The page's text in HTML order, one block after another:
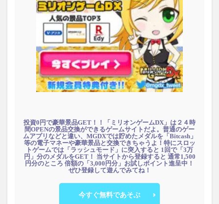
投資0円で豪華景品GET！！「ミリオンゲームDX」は２４時
間OPENの景品交換ができるゲームサイトだよ。普通のゲー
ムアプリなどと違い、MGDXでは貯めたメダルを「Bitcash」
等の電子マネーや豪華景品と交換できちゃうよ！特にスロッ
トゲームでは「ラッシュモード」に突入すると 1回で「3万
円」分のメダルをGET！ 当サイトから登録すると 通常1,500
円分のところ 倍額の「3,000円分」お試しポイント進呈中！
ぜひ登録して遊んでみてね！
今すぐ無料であそぶ